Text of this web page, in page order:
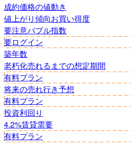
成約価格の値動き
値上がり傾向お買い得度
要注意バブル指数
要ログイン
築年数
老朽化売れるまでの想定期間
有料プラン
将来の売れ行き予想
有料プラン
投資利回り
4.2%賃貸需要
有料プラン